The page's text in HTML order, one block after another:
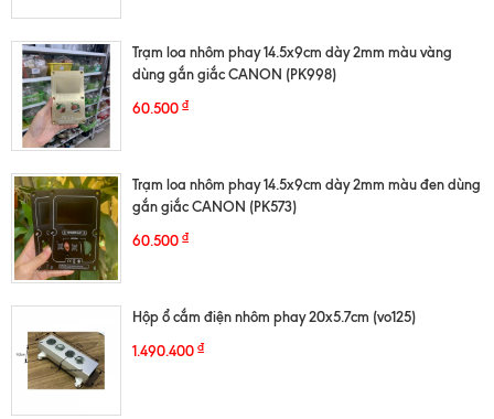
Trạm loa nhôm phay 14.5x9cm dày 2mm màu vàng
dùng gắn giắc CANON (PK998)
60.500 ₫
Trạm loa nhôm phay 14.5x9cm dày 2mm màu đen dùng
gắn giắc CANON (PK573)
60.500 ₫
Hộp ổ cắm điện nhôm phay 20x5.7cm (vo125)
1.490.400 ₫